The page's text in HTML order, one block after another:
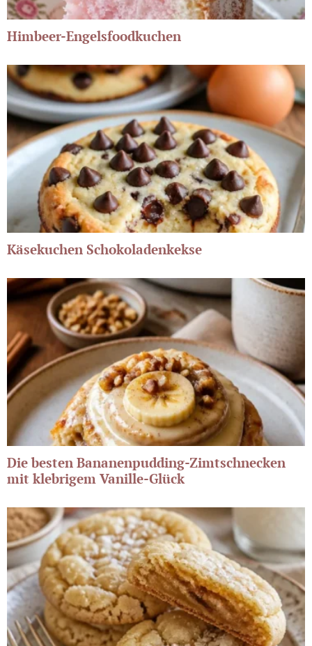
Himbeer-Engelsfoodkuchen
Käsekuchen Schokoladenkekse
Die besten Bananenpudding-Zimtschnecken
mit klebrigem Vanille-Glück